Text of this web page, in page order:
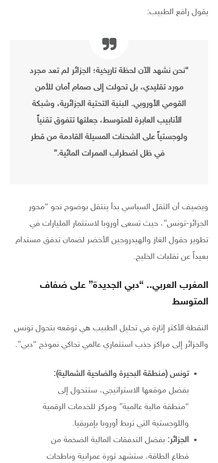
يقول رافع الطبيب:
“نحن نشهد الآن لحظة تاريخية؛ الجزائر لم تعد مجرد
مورد تقليدي، بل تحولت إلىصمام أمان للأمن
القومي الأوروبي. البنية التحتية الجزائرية، وشبكة
الأنابيب العابرة للمتوسط، جعلتها تتفوق تقنياً
ولوجستياً على الشحنات المسيلة القادمة من قطر
في ظل اضطراب الممرات المائية.”
ويضيف أن الثقل السياسي بدأ ينتقل بوضوح نحو “محور
الجزائر-تونس”، حيث تسعى أوروبا لاستثمار المليارات في
تطوير حقول الغاز والهيدروجين الأخضر لضمان تدفق مستدام
بعيداً عن تقلبات الخليج.
المغرب العربي.. “دبي الجديدة” على ضفاف
المتوسط
النقطة الأكثر إثارة في تحليل الطبيب هي توقعه بتحول تونس
والجزائر إلى مراكز جذب استثماري عالمي تحاكي نموذج “دبي”.
تونس (منطقة البحيرة والضاحية الشمالية):
بفضل موقعها الاستراتيجي، ستتحول إلى
“منطقة مالية عالمية” ومركز للخدمات الرقمية
واللوجستية التي تربط أوروبا بإفريقيا.
الجزائر: بفضل التدفقات المالية الضخمة من
قطاع الطاقة، ستشهد ثورة عمرانية وناطحات